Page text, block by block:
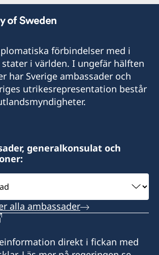
förbindelser med i
i världen. I ungefär hälften
har Sverige ambassader och
utrikesrepresentation består
generalkonsulat och
alla ambassader
direkt i fickan med